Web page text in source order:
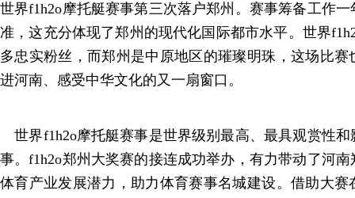
世界f1h2o摩托艇赛事第三次落户郑州。赛事筹备工作
准，这充分体现了郑州的现代化国际都市水平。世界
多忠实粉丝，而郑州是中原地区的璀璨明珠，这场比
进河南、感受中华文化的又一扇窗口。
世界f1h2o摩托艇赛事是世界级别最高、最具观赏性
事。f1h2o郑州大奖赛的接连成功举办，有力带动了河
体育产业发展潜力，助力体育赛事名城建设。借助大